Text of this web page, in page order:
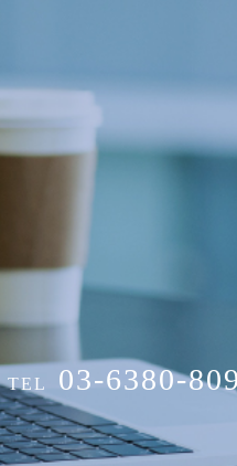
TEL 03-6380-